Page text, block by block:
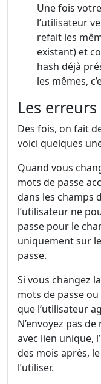
Une fois
l’utilisateur
refait les
existant) et
hash déjà
les mêmes,
Les
Des fois, on fait
voici quelques
Quand vous
mots de passe
dans les champs
l’utilisateur ne
passe pour le
uniquement sur
passe.
Si vous changez
mots de passe
que l’utilisateur
N’envoyez pas
avec lien unique,
des mois après,
l’utiliser.